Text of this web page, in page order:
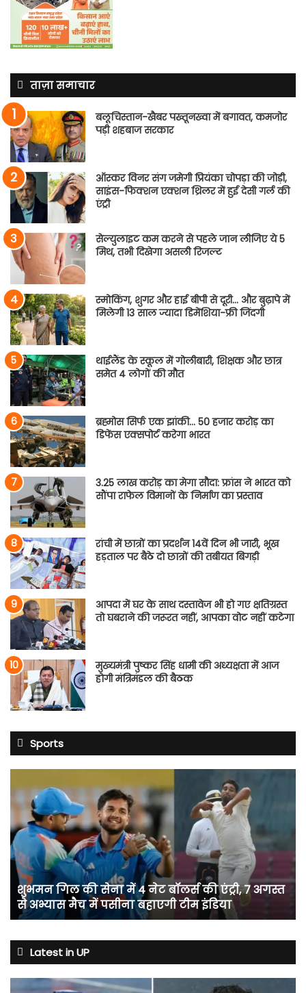
ताज़ा समाचार
बलूचिस्तान-खैबर पख्तूनख्वा में बगावत, कमजोर
पड़ी शहबाज सरकार
ऑस्कर विनर संग जमेगी प्रियंका चोपड़ा की जोड़ी,
साइंस-फिक्शन एक्शन थ्रिलर में हुई देसी गर्ल की
एंट्री
सेल्युलाइट कम करने से पहले जान लीजिए ये 5
मिथ, तभी दिखेगा असली रिजल्ट
स्मोकिंग, शुगर और हाई बीपी से दूरी… और बुढ़ापे में
मिलेगी 13 साल ज्यादा डिमेंशिया-फ्री जिंदगी
थाईलैंड के स्कूल में गोलीबारी, शिक्षक और छात्र
समेत 4 लोगों की मौत
ब्रह्मोस सिर्फ एक झांकी… 50 हजार करोड़ का
डिफेंस एक्सपोर्ट करेगा भारत
3.25 लाख करोड़ का मेगा सौदा: फ्रांस ने भारत को
सौंपा राफेल विमानों के निर्माण का प्रस्ताव
रांची में छात्रों का प्रदर्शन 14वें दिन भी जारी, भूख
हड़ताल पर बैठे दो छात्रों की तबीयत बिगड़ी
आपदा में घर के साथ दस्तावेज भी हो गए क्षतिग्रस्त
तो घबराने की जरूरत नहीं, आपका वोट नहीं कटेगा
मुख्यमंत्री पुष्कर सिंह धामी की अध्यक्षता में आज
होगी मंत्रिमंडल की बैठक
Sports
गिल
की
में
4
नेट
बॉलर्स
की
एंट्री,
7
अभ्यास
मैच
शुभमन गिल की सेना में 4 नेट बॉलर्स की एंट्री, 7 अगस्त
से अभ्यास मैच में पसीना बहाएगी टीम इंडिया
Latest in UP